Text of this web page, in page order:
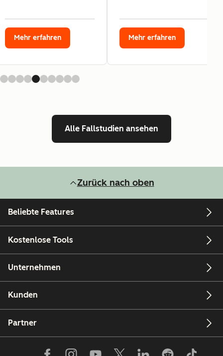
Mehr erfahren Mehr erfahren
Alle Fallstudien ansehen
Zurück nach oben
Beliebte Features
Kostenlose Tools
Unternehmen
Kunden
Partner